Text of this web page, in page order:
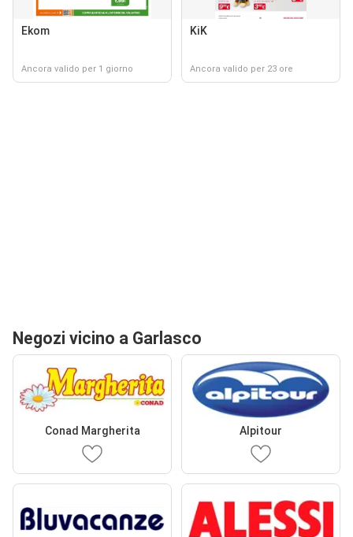
Ekom
Ancora valido per 1 giorno
KiK
Ancora valido per 23 ore
Negozi vicino a Garlasco
Conad Margherita Alpitour